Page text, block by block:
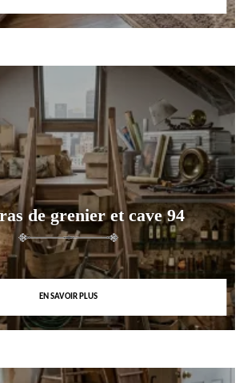
de grenier et cave 94
EN SAVOIR PLUS